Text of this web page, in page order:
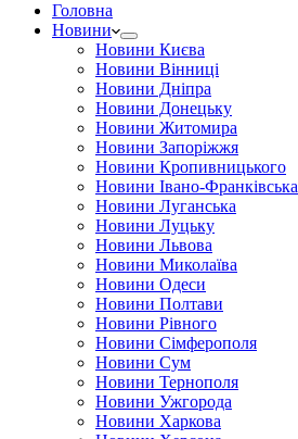
Головна
Новини
Новини Києва
Новини Вінниці
Новини Дніпра
Новини Донецьку
Новини Житомира
Новини Запоріжжя
Новини Кропивницького
Новини Івано-Франківська
Новини Луганська
Новини Луцьку
Новини Львова
Новини Миколаїва
Новини Одеси
Новини Полтави
Новини Рівного
Новини Сімферополя
Новини Сум
Новини Тернополя
Новини Ужгорода
Новини Харкова